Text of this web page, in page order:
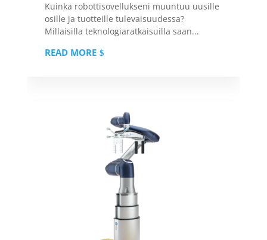
Kuinka robottisovellukseni muuntuu uusille
osille ja tuotteille tulevaisuudessa?
Millaisilla teknologiaratkaisuilla saan...
READ MORE